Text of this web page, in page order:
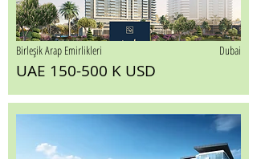
Birleşik Arap Emirlikleri Dubai
UAE 150-500 K USD